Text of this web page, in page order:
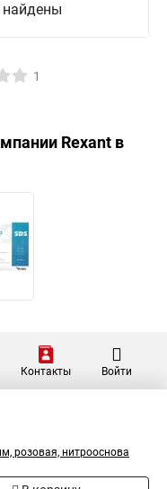
найдены
1
Rexant в
Контакты Войти
розовая, нитрооснова